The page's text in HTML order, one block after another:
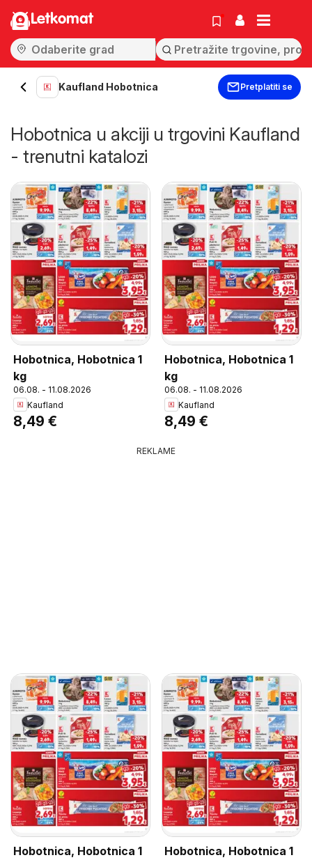
Letkomat
Kaufland Hobotnica Pretplatiti se
Hobotnica u akciji u trgovini Kaufland
- trenutni katalozi
Hobotnica, Hobotnica 1
kg
06.08. - 11.08.2026
Kaufland
8,49 €
Hobotnica, Hobotnica 1
kg
06.08. - 11.08.2026
Kaufland
8,49 €
REKLAME
Hobotnica, Hobotnica 1
Hobotnica, Hobotnica 1